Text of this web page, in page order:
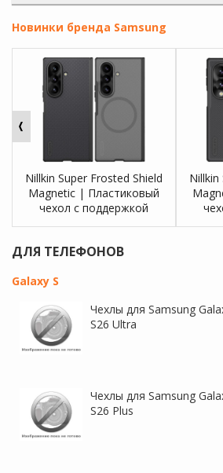
Новинки бренда Samsung
Nillkin Super Frosted Shield
Magnetic | Пластиковый
чехол с поддержкой
Magsafe для Samsung Galaxy
Nillkin
Nillkin H+ PRO | Защитное
ДЛЯ ТЕЛЕФОНОВ
Galaxy S
Чехлы для Samsung
S26 Ultra
Чехлы для Samsung
S26 Plus